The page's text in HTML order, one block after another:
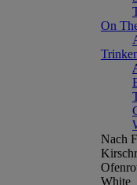
On
Nach
White